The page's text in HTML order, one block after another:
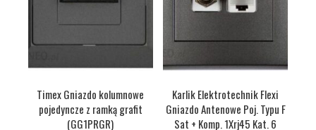
Timex Gniazdo kolumnowe
pojedyncze z ramką grafit
(GG1PRGR)
Karlik Elektrotechnik Flexi
Gniazdo Antenowe Poj. Typu F
Sat + Komp. 1Xrj45 Kat. 6